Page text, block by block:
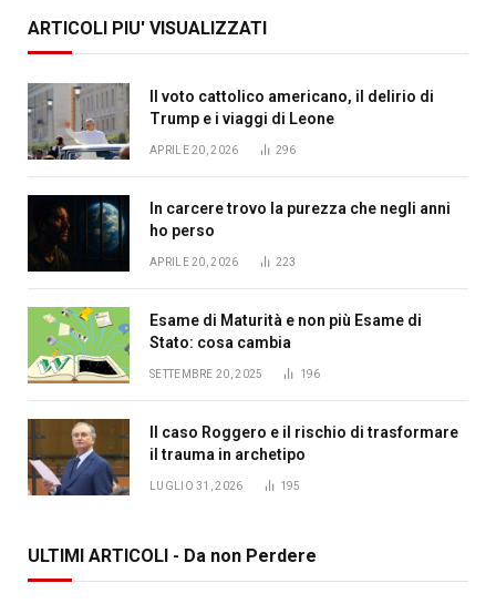
ARTICOLI PIU' VISUALIZZATI
Il voto cattolico americano, il delirio di
Trump e i viaggi di Leone
APRILE 20, 2026 296
In carcere trovo la purezza che negli anni
ho perso
APRILE 20, 2026 223
Esame di Maturità e non più Esame di
Stato: cosa cambia
SETTEMBRE 20, 2025 196
Il caso Roggero e il rischio di trasformare
il trauma in archetipo
LUGLIO 31, 2026 195
ULTIMI ARTICOLI - Da non Perdere